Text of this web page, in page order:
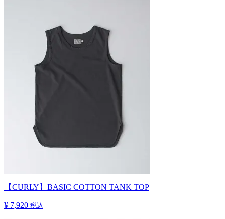
【CURLY】BASIC COTTON TANK TOP
¥ 7,920 税込